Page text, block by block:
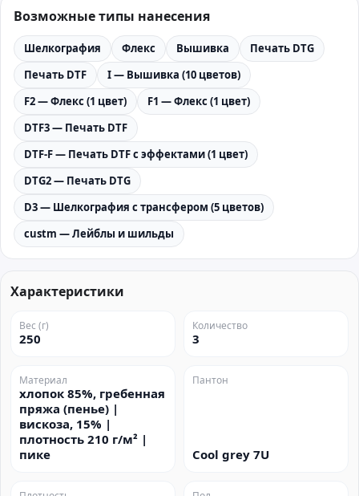
Возможные типы нанесения
Шелкография Флекс Вышивка
Печать DTG
Печать DTF
I — Вышивка (10 цветов)
F2 — Флекс (1 цвет)
F1 — Флекс (1 цвет)
DTF3 — Печать DTF
DTF-F — Печать DTF с эффектами (1 цвет)
DTG2 — Печать DTG
D3 — Шелкография с трансфером (5 цветов)
custm — Лейблы и шильды
Характеристики
Вес (г)
250
Количество
3
Материал
хлопок 85%, гребенная
пряжа (пенье) |
вискоза, 15% |
плотность 210 г/м² |
пике
Пантон
Cool grey 7U